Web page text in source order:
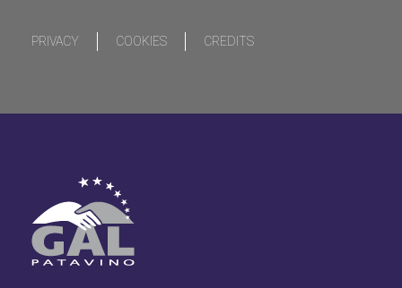
PRIVACY COOKIES CREDITS